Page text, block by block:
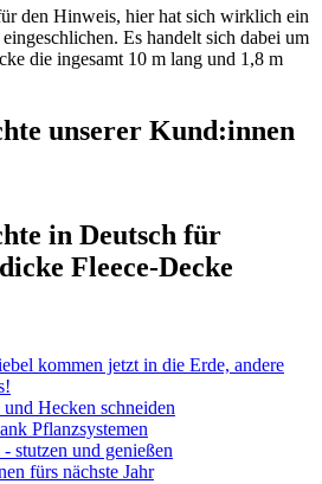
den Hinweis, hier hat sich wirklich ein
Es handelt sich dabei um
die ingesamt 10 m lang und 1,8 m
unserer Kund:innen
in Deutsch für
Fleece-Decke
kommen jetzt in die Erde, andere
Hecken schneiden
Pflanzsystemen
stutzen und genießen
fürs nächste Jahr